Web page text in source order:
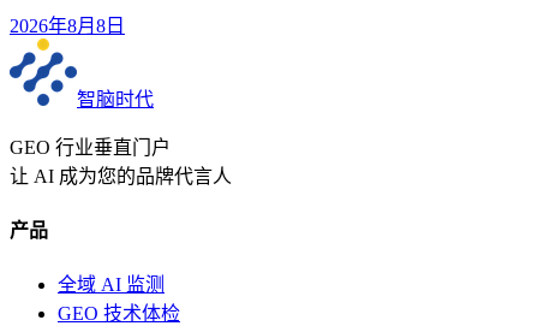
2026年8月8日
智脑时代
GEO 行业垂直门户
让 AI 成为您的品牌代言人
产品
全域 AI 监测
GEO 技术体检